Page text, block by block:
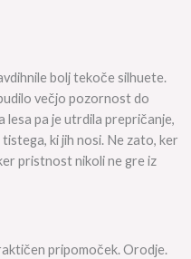
bolj tekoče silhuete.
večjo pozornost do
lesa pa je utrdila prepričanje,
ki jih nosi. Ne zato, ker
pristnost nikoli ne gre iz
pripomoček. Orodje.